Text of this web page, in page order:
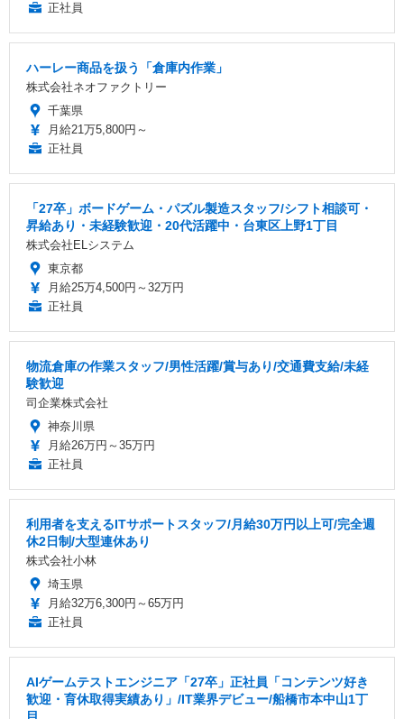
正社員
ハーレー商品を扱う「倉庫内作業」
株式会社ネオファクトリー
千葉県
月給21万5,800円～
正社員
「27卒」ボードゲーム・パズル製造スタッフ/シフト相談可・
昇給あり・未経験歓迎・20代活躍中・台東区上野1丁目
株式会社ELシステム
東京都
月給25万4,500円～32万円
正社員
物流倉庫の作業スタッフ/男性活躍/賞与あり/交通費支給/未経
験歓迎
司企業株式会社
神奈川県
月給26万円～35万円
正社員
利用者を支えるITサポートスタッフ/月給30万円以上可/完全週
休2日制/大型連休あり
株式会社小林
埼玉県
月給32万6,300円～65万円
正社員
AIゲームテストエンジニア「27卒」正社員「コンテンツ好き
歓迎・育休取得実績あり」/IT業界デビュー/船橋市本中山1丁